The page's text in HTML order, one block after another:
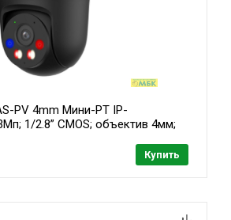
PV 4mm Мини-PT IP-
1/2.8” CMOS; объектив 4мм;
IP66, Wi-Fi( DH-IPC-
Купить